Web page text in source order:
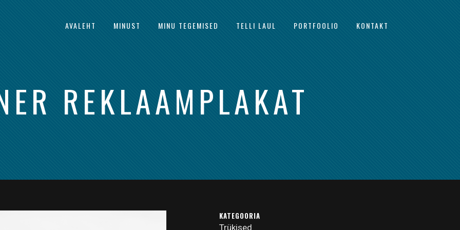
AVALEHT MINUST MINU TEGEMISED TELLI LAUL PORTFOOLIO KONTAKT
REKLAAMPLAKAT
KATEGOORIA
Trükised